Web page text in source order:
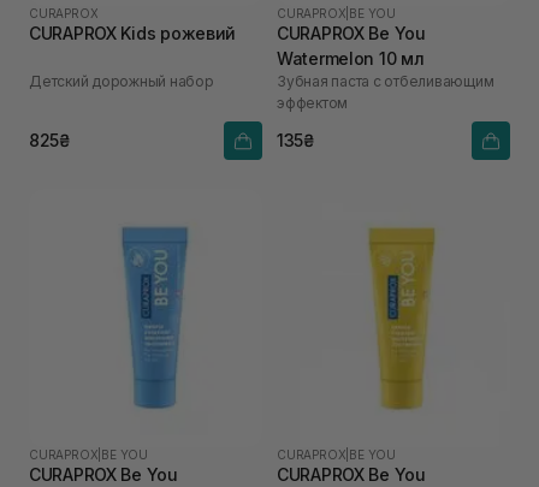
CURAPROX
CURAPROX Kids рожевий
Детский дорожный набор
825₴
CURAPROX BE YOU
CURAPROX Be You
Watermelon 10 мл
Зубная паста с отбеливающим
эффектом
135₴
CURAPROX BE YOU
CURAPROX Be You
CURAPROX BE YOU
CURAPROX Be You